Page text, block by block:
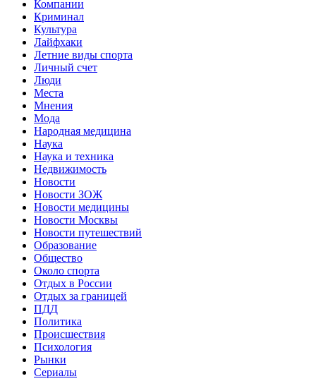
Компании
Криминал
Культура
Лайфхаки
Летние виды спорта
Личный счет
Люди
Места
Мнения
Мода
Народная медицина
Наука
Наука и техника
Недвижимость
Новости
Новости ЗОЖ
Новости медицины
Новости Москвы
Новости путешествий
Образование
Общество
Около спорта
Отдых в России
Отдых за границей
ПДД
Политика
Происшествия
Психология
Рынки
Сериалы